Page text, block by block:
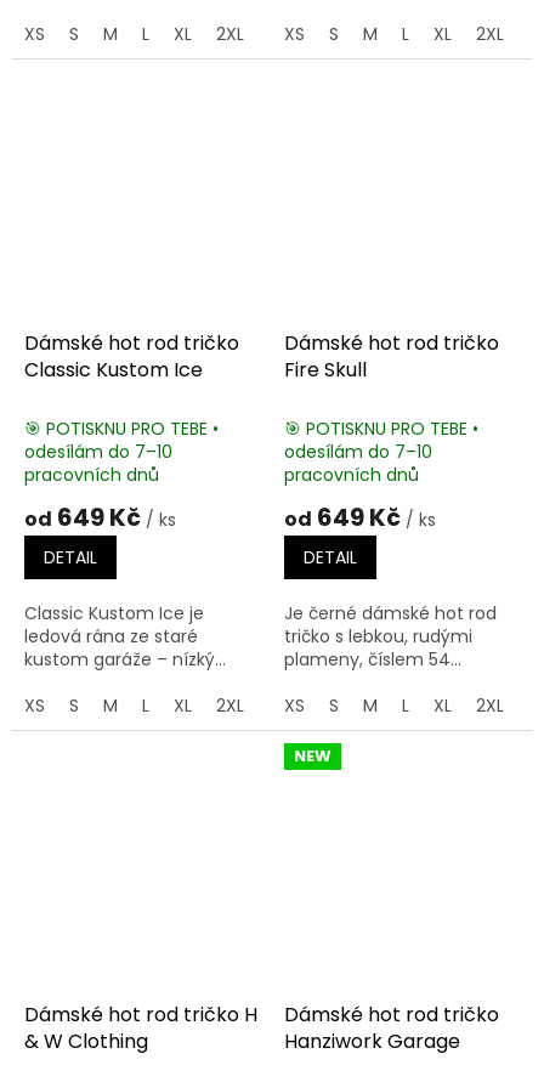
XS S M L XL 2XL 3XL
XS S M L XL 2XL
Dámské hot rod tričko
Classic Kustom Ice
🎯 POTISKNU PRO TEBE •
odesílám do 7–10
pracovních dnů
od 649 Kč / ks
DETAIL
Classic Kustom Ice je
ledová rána ze staré
kustom garáže – nízký...
XS
S M L XL 2XL 3XL
Dámské hot rod tričko
Fire Skull
🎯 POTISKNU PRO TEBE •
odesílám do 7–10
pracovních dnů
od 649 Kč / ks
DETAIL
Je černé dámské hot rod
tričko s lebkou, rudými
plameny, číslem 54...
XS
S M L XL 2XL
Dámské hot rod tričko H
& W Clothing
NEW
Dámské hot rod tričko
Hanziwork Garage